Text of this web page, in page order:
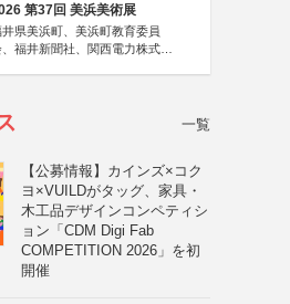
第37回 美浜美術展
井県美浜町、美浜町教育委員
、福井新聞社、関西電力株式会
一覧
【公募情報】カインズ×コク
ヨ×VUILDがタッグ、家具・
木工品デザインコンペティシ
ョン「CDM Digi Fab
COMPETITION 2026」を初
開催